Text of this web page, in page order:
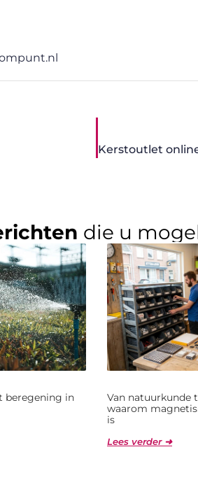
die u
beregening in
Van natuurkunde
waarom
is
Lees verder ➜